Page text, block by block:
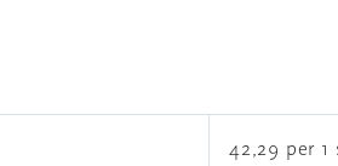
42,29 per 1